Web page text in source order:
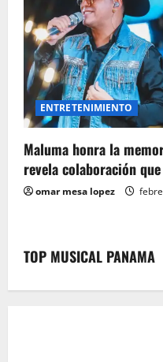
ENTRETENIMIENTO
Maluma honra la
revela colaboración
omar mesa lopez
TOP MUSICAL PANAMA